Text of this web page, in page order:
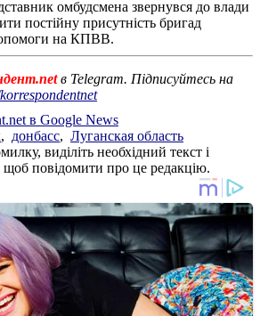
омбудсмена звернувся до влади
постійну присутність бригад
на КПВВ.
в Telegram. Підписуйтесь на
в Google News
, донбасс, Луганская область
виділіть необхідний текст і
щоб повідомити про це редакцію.